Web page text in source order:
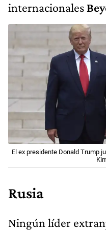
internacionales
El ex presidente Donald Trump
Rusia
Ningún líder